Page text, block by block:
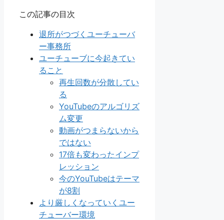
この記事の目次
退所がつづくユーチューバ
ー事務所
ユーチューブに今起きてい
ること
再生回数が分散してい
る
YouTubeのアルゴリズ
ム変更
動画がつまらないから
ではない
17倍も変わったインプ
レッション
今のYouTubeはテーマ
が8割
より厳しくなっていくユー
チューバー環境